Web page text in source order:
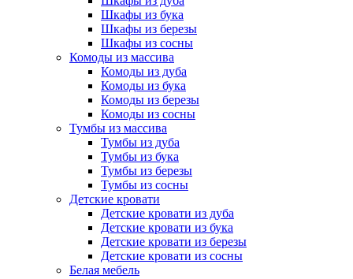
Шкафы из бука
Шкафы из березы
Шкафы из сосны
Комоды из массива
Комоды из дуба
Комоды из бука
Комоды из березы
Комоды из сосны
Тумбы из массива
Тумбы из дуба
Тумбы из бука
Тумбы из березы
Тумбы из сосны
Детские кровати
Детские кровати из дуба
Детские кровати из бука
Детские кровати из березы
Детские кровати из сосны
Белая мебель